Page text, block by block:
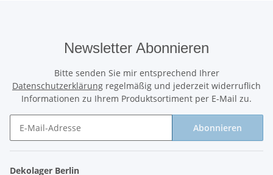
Newsletter Abonnieren
Bitte senden Sie mir entsprechend Ihrer
Datenschutzerklärung regelmäßig und jederzeit widerruflich
Informationen zu Ihrem Produktsortiment per E-Mail zu.
Abonnieren
Dekolager Berlin